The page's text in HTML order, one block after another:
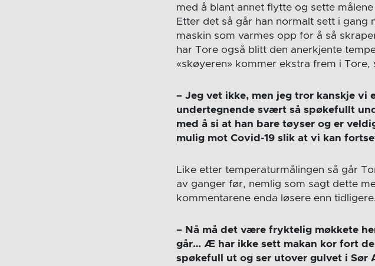
med å blant annet flytte og sette
Etter det så går han normalt sett i gang
maskin som varmes opp for å så
har Tore også blitt den anerkjente
«skøyeren» kommer ekstra frem i
– Jeg vet ikke, men jeg tror kanskje vi
undertegnende svært så spøkefullt
med å si at han bare tøyser og er
mulig mot Covid-19 slik at vi kan
Like etter temperaturmålingen så går
av ganger før, nemlig som sagt dette
kommentarene enda løsere enn
– Nå må det være fryktelig møkkete
går… Æ har ikke sett makan kor fort
spøkefull ut og ser utover gulvet i Sør